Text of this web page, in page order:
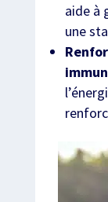
aide à
une